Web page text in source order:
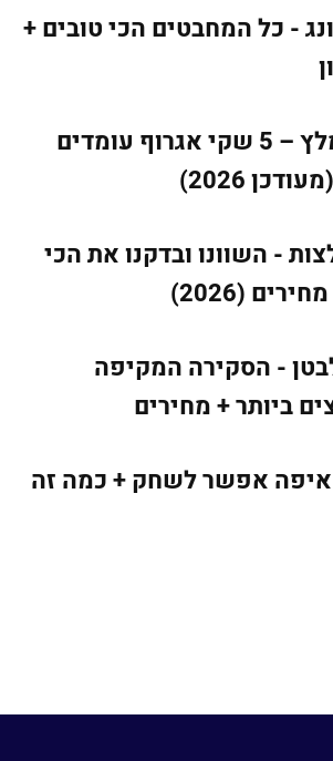
- כל המחבטים הכי טובים +
שק אגרוף מומלץ – 5 שקי אגרוף עומדים
2026)
- השוונו ובדקנו את הכי
(2026)
- הסקירה המקיפה
ביותר + מחירים
אפשר לשחק + כמה זה